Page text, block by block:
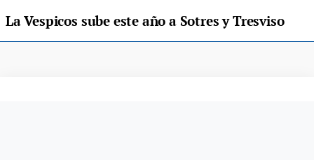
La Vespicos sube este año a Sotres y Tresviso